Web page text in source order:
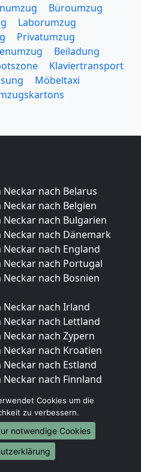
Büroumzug
Laborumzug
Privatumzug
Beiladung
Klaviertransport
Möbeltaxi
nach Belarus
nach Belgien
nach Bulgarien
Neckar nach Dänemark
nach England
Neckar nach Portugal
nach Bosnien
Neckar nach Irland
nach Lettland
nach Zypern
nach Kroatien
nach Estland
nach Finnland
nach Griechenland
Neckar nach Italien
nach Liechtenstein
nach Luxemburg
Cookies um die
zu verbessern.
notwendige Cookies